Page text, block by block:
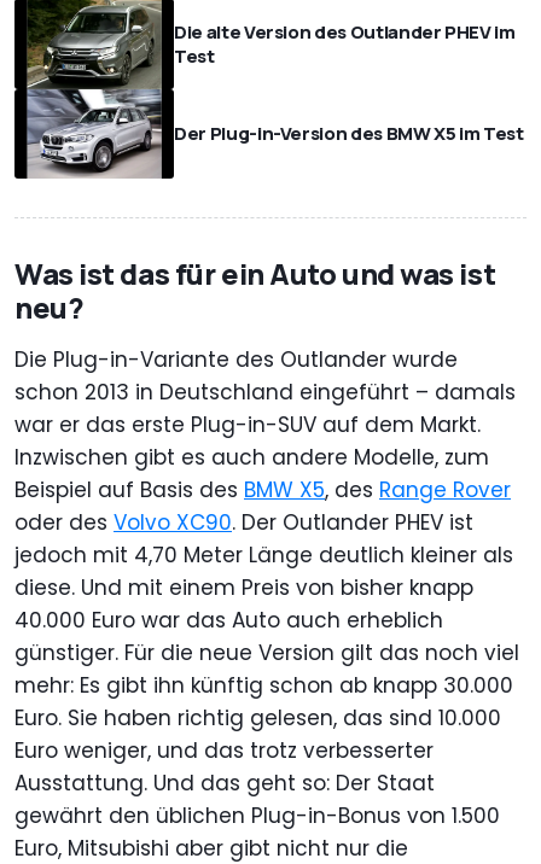
Die alte Version des Outlander PHEV im
Test
Der Plug-in-Version des BMW X5 im Test
Was ist das für ein Auto und was ist
neu?
Die Plug-in-Variante des Outlander wurde
schon 2013 in Deutschland eingeführt – damals
war er das erste Plug-in-SUV auf dem Markt.
Inzwischen gibt es auch andere Modelle, zum
Beispiel auf Basis des BMW X5, des Range Rover
oder des Volvo XC90. Der Outlander PHEV ist
jedoch mit 4,70 Meter Länge deutlich kleiner als
diese. Und mit einem Preis von bisher knapp
40.000 Euro war das Auto auch erheblich
günstiger. Für die neue Version gilt das noch viel
mehr: Es gibt ihn künftig schon ab knapp 30.000
Euro. Sie haben richtig gelesen, das sind 10.000
Euro weniger, und das trotz verbesserter
Ausstattung. Und das geht so: Der Staat
gewährt den üblichen Plug-in-Bonus von 1.500
Euro, Mitsubishi aber gibt nicht nur die